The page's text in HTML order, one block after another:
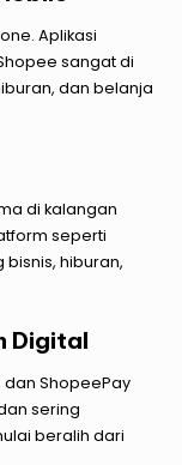
Aplikasi
sangat di
dan belanja
di kalangan
seperti
bisnis, hiburan,
Digital
dan ShopeePay
sering
beralih dari